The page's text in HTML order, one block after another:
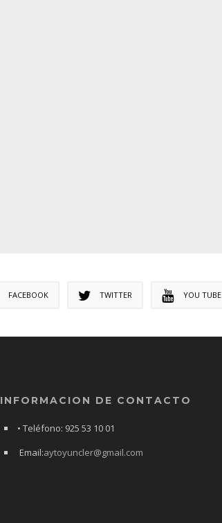
FACEBOOK TWITTER YOU TUBE
INFORMACION DE CONTACTO
• Teléfono: 925 53 10 01
Email:aytoyuncler@gmail.com